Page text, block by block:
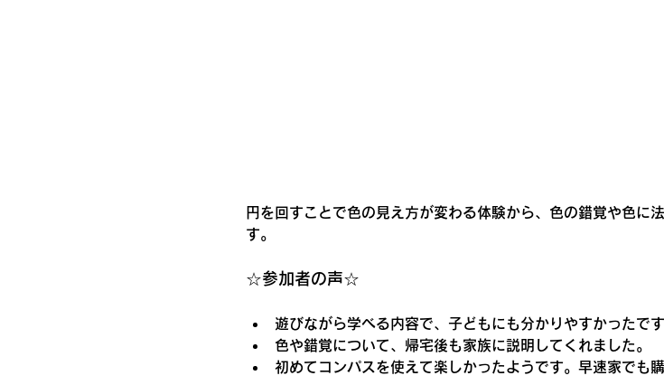
円を回すことで色の見え方が変わる体験から、色の錯覚や色に
す。
☆参加者の声☆
遊びながら学べる内容で、子どもにも分かりやすかったです
色や錯覚について、帰宅後も家族に説明してくれました。
初めてコンパスを使えて楽しかったようです。早速家でも